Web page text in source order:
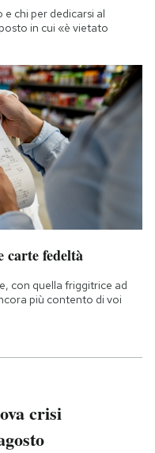
chi per dedicarsi al
in cui «è vietato
carte fedeltà
con quella friggitrice ad
più contento di voi
crisi